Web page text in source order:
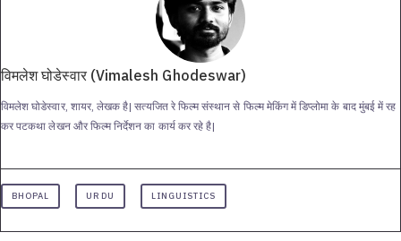
विमलेश घोडेस्वार (Vimalesh Ghodeswar)
विमलेश घोडेस्वार, शायर, लेखक है| सत्यजित रे फिल्म संस्थान से फिल्म मेकिंग में डिप्लोमा के बाद मुंबई में रह
कर पटकथा लेखन और फिल्म निर्देशन का कार्य कर रहे है|
BHOPAL URDU LINGUISTICS